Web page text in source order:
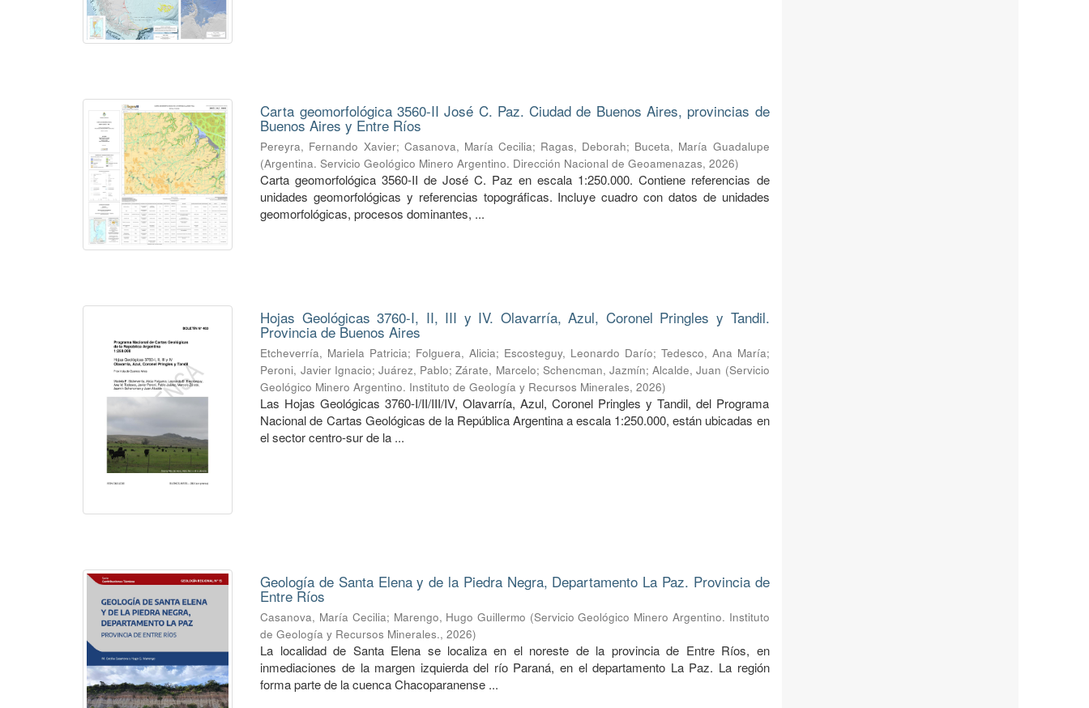
Carta geomorfológica 3560-II José C. Paz. Ciudad de Buenos Aires, provincias de
Buenos Aires y Entre Ríos
Pereyra, Fernando Xavier; Casanova, María Cecilia; Ragas, Deborah; Buceta, María Guadalupe
(Argentina. Servicio Geológico Minero Argentino. Dirección Nacional de Geoamenazas,2026)
Carta geomorfológica 3560-II de José C. Paz en escala 1:250.000. Contiene referencias de
unidades geomorfológicas y referencias topográficas. Incluye cuadro con datos de unidades
geomorfológicas, procesos dominantes, ...
Hojas Geológicas 3760-I, II, III y IV. Olavarría, Azul, Coronel Pringles y Tandil.
Provincia de Buenos Aires
Etcheverría, Mariela Patricia; Folguera, Alicia; Escosteguy, Leonardo Darío; Tedesco, Ana María;
Peroni, Javier Ignacio; Juárez, Pablo;Zárate, Marcelo; Schencman, Jazmín;Alcalde, Juan (Servicio
Geológico Minero Argentino. Instituto de Geología y Recursos Minerales,2026)
Las Hojas Geológicas 3760-I/II/III/IV, Olavarría, Azul, Coronel Pringles y Tandil, del Programa
Nacional de Cartas Geológicas de la República Argentina a escala 1:250.000, están ubicadas en
el sector centro-sur de la ...
Geología de Santa Elena y de la Piedra Negra, Departamento La Paz. Provincia de
Entre Ríos
Casanova, María Cecilia; Marengo, Hugo Guillermo (Servicio Geológico Minero Argentino. Instituto
de Geología y Recursos Minerales.,2026)
La localidad de Santa Elena se localiza en el noreste de la provincia de Entre Ríos, en
inmediaciones de la margen izquierda del río Paraná, en el departamento La Paz. La región
forma parte de la cuenca Chacoparanense ...